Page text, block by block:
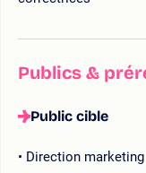
Publics &
Public cible
Direction marketing